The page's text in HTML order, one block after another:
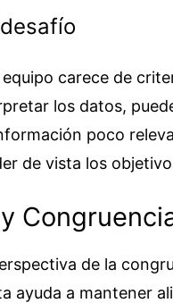
equipo carece de
los datos,
poco
de vista los
de la
ayuda a mantener